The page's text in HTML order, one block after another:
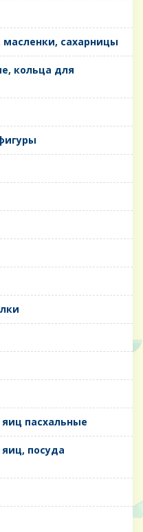
сахарницы
кольца для
пасхальные
посуда